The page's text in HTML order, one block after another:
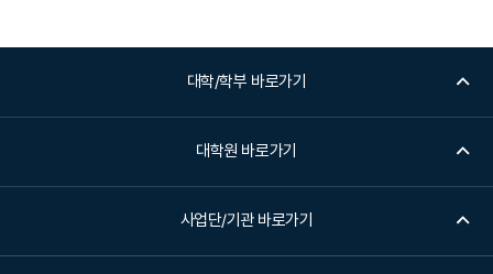
대학/학부 바로가기
대학원 바로가기
사업단/기관 바로가기